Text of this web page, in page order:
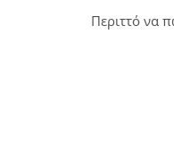
Περιττό να